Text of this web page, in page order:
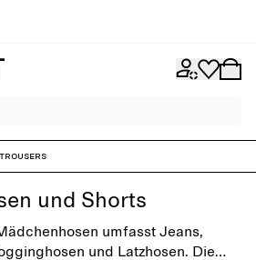
Trousers
und Shorts
umfasst Jeans,
und Latzhosen. Die